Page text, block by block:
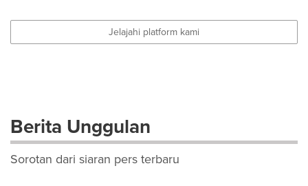
Jelajahi platform kami
Berita Unggulan
Sorotan dari siaran pers terbaru